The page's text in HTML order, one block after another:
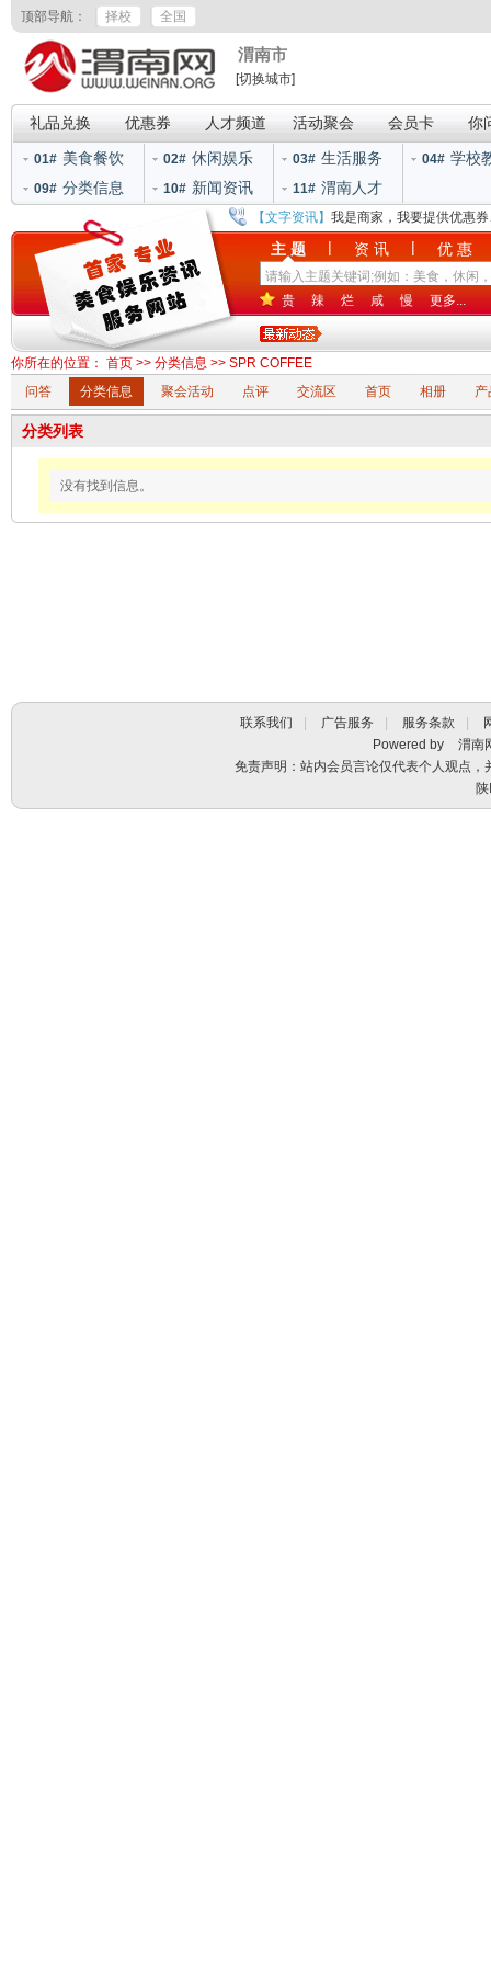
顶部导航： 择校 全国
渭南市
[切换城市]
礼品兑换 优惠券 人才频道 活动聚会 会员卡 你
01# 美食餐饮 02# 休闲娱乐 03# 生活服务 04# 学校
09# 分类信息 10# 新闻资讯 11# 渭南人才
【文字资讯】 我是商家，我要提供优惠
主 题 | 资 讯 | 优 惠
贵 辣 烂 咸 慢 更多...
你所在的位置： 首页 >> 分类信息 >> SPR COFFEE
问答
分类信息 聚会活动 点评 交流区 首页 相册 产
分类列表
没有找到信息。
联系我们 广告服务 服务条款
Powered by
渭南
免责声明：站内会员言论仅代表个人观点